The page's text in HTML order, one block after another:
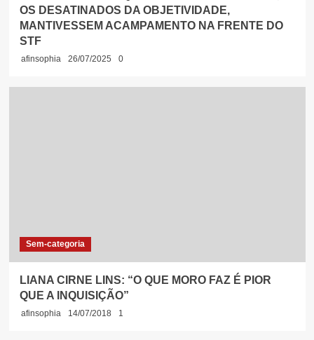
OS DESATINADOS DA OBJETIVIDADE,
MANTIVESSEM ACAMPAMENTO NA FRENTE DO
STF
afinsophia 26/07/2025 0
Sem-categoria
LIANA CIRNE LINS: “O QUE MORO FAZ É PIOR
QUE A INQUISIÇÃO”
afinsophia 14/07/2018 1